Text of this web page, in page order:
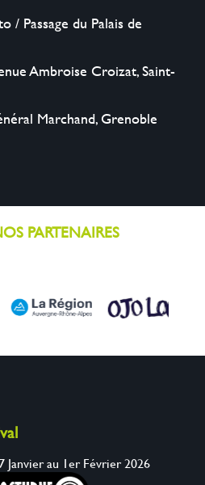
/ Passage du Palais de
Ambroise Croizat, Saint-
Marchand, Grenoble
PARTENAIRES
Janvier au 1er Février 2026